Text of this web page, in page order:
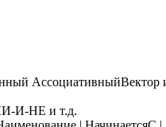
АссоциативныйВектор
И-НЕ и т.д.